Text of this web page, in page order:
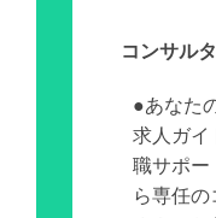
コンサル
●あなた
求人ガイ
職サポー
ら専任